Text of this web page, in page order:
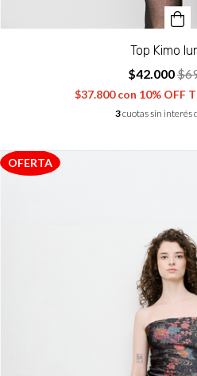
Top Kimo
$42.000
$37.800con 10% OFF
3cuotas sin interés